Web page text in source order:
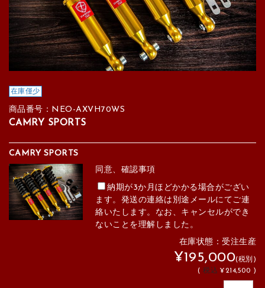
在庫僅少
商品番号：NEO-AXVH70WS
CAMRY SPORTS
CAMRY SPORTS
同意、確認事項
納期が3か月ほどかかる場合がござい
ます。発送の連絡は別途メールにてご連
絡いたします。なお、キャンセルができ
ないことを理解しました。
在庫状態：受注生産
¥195,000(税別)
(税込 ¥214,500 )